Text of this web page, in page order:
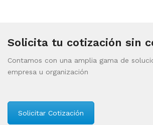
Solicita tu cotización sin
Contamos con una amplia gama de
empresa u organización
Solicitar Cotización